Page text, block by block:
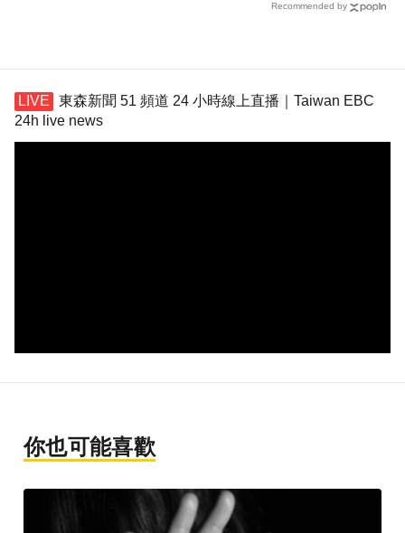
Recommended by
東森新聞 51 頻道 24 小時線上直播｜Taiwan EBC
24h live news
你也可能喜歡